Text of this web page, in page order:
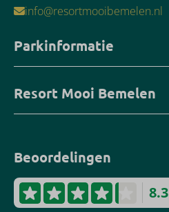
info@resortmooibemelen.nl
Parkinformatie
Resort Mooi Bemelen
Beoordelingen
8.3